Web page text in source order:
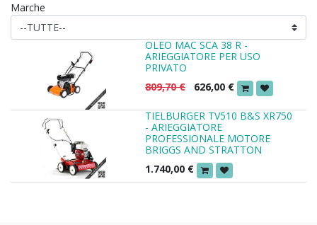
Marche
OLEO MAC SCA 38 R -
ARIEGGIATORE PER USO
PRIVATO
809,70€ 626,00 €
TIELBURGER TV510 B&S XR750
- ARIEGGIATORE
PROFESSIONALE MOTORE
BRIGGS AND STRATTON
1.740,00 €